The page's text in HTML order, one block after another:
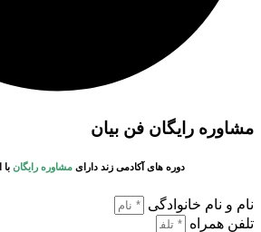
مشاوره رایگان فن بیان
دوره های آکادمی زند دارای مشاوره رایگان با
نام و نام خانوادگی
تلفن همراه